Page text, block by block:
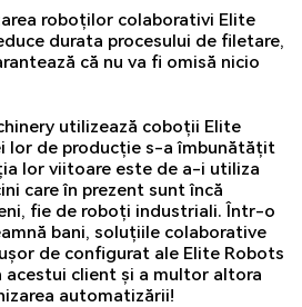
roboților colaborativi Elite
durata procesului de filetare,
că nu va fi omisă nicio
utilizează coboții Elite
lor de producție s-a îmbunătățit
lor viitoare este de a-i utiliza
care în prezent sunt încă
fie de roboți industriali. Într-o
bani, soluțiile colaborative
de configurat ale Elite Robots
acestui client și a multor altora
automatizării!